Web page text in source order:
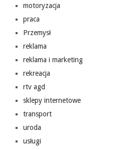
motoryzacja
praca
Przemysł
reklama
reklama i marketing
rekreacja
rtv agd
sklepy internetowe
transport
uroda
usługi